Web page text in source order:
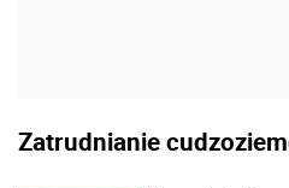
Zatrudnianie